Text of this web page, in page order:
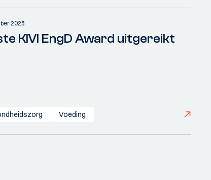
2025
KIVI EngD Award uitgereikt
Voeding